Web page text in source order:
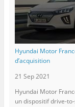
Hyundai Motor
d’acquisition
21 Sep 2021
Hyundai Motor
un dispositif drive-